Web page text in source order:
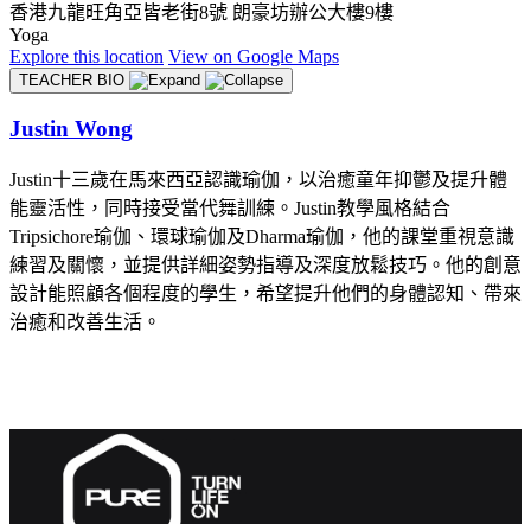
香港九龍旺角亞皆老街8號 朗豪坊辦公大樓9樓
Yoga
Explore this location View on Google Maps
TEACHER BIO
Justin Wong
Justin十三歲在馬來西亞認識瑜伽，以治癒童年抑鬱及提升體
能靈活性，同時接受當代舞訓練。Justin教學風格結合
Tripsichore瑜伽、環球瑜伽及Dharma瑜伽，他的課堂重視意識
練習及關懷，並提供詳細姿勢指導及深度放鬆技巧。他的創意
設計能照顧各個程度的學生，希望提升他們的身體認知、帶來
治癒和改善生活。